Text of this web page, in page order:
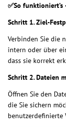
✅So
Schritt 1. Ziel-
Verbinden Sie die
intern oder über
dass sie korrekt
Schritt 2. Dateien
Öffnen Sie den
die Sie sichern
benutzerdefinierte